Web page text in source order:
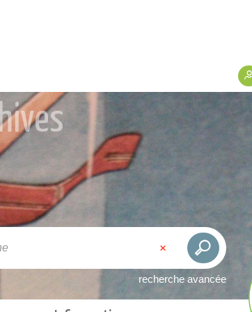
recherche avancée